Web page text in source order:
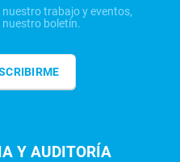
trabajo y eventos,
boletín.
Y AUDITORÍA